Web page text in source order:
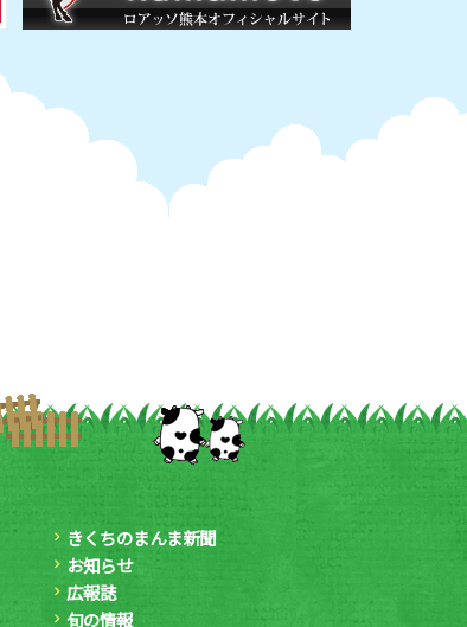
きくちのまんま新聞
お知らせ
広報誌
旬の情報